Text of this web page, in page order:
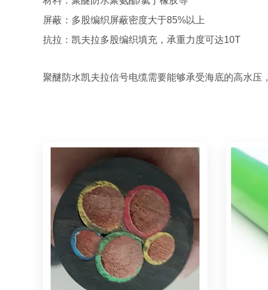
屏蔽：多股编织屏蔽密度大于85%以上
抗拉：凯夫拉多股编织填充，承重力度可达10T
聚醚防水凯夫拉信号电缆需要能够承受海底的高水压，